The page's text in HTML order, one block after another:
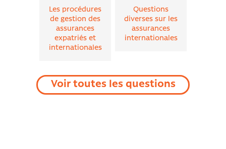
Les procédures
de gestion des
assurances
expatriés et
internationales
Questions
diverses sur les
assurances
internationales
Voir toutes les questions